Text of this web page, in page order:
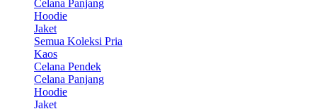
Celana Panjang
Hoodie
Jaket
Semua Koleksi Pria
Kaos
Celana Pendek
Celana Panjang
Hoodie
Jaket